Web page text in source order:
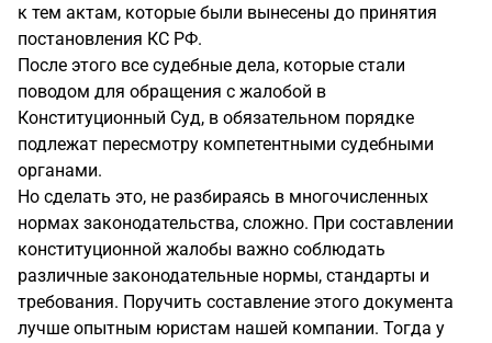
к тем актам, которые были вынесены до принятия
постановления КС РФ.
После этого все судебные дела, которые стали
поводом для обращения с жалобой в
Конституционный Суд, в обязательном порядке
подлежат пересмотру компетентными судебными
органами.
Но сделать это, не разбираясь в многочисленных
нормах законодательства, сложно. При составлении
конституционной жалобы важно соблюдать
различные законодательные нормы, стандарты и
требования. Поручить составление этого документа
лучше опытным юристам нашей компании. Тогда у